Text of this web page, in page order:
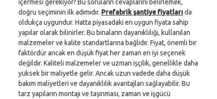
içermesi gerekiyor? Bu soruların cevaplarını belirlemek,
doğru seçiminin ilk adımıdır. Prefabrik şantiye fiyatlarıda
oldukça uygundur. Hatta piyasadaki en uygun fiyata sahip
yapılar olarak bilinirler. Bu binaların dayanıklılığı, kullanılan
malzemeler ve kalite standartlarına bağlıdır. Fiyat, önemli bir
faktördür ancak en düşük fiyat her zaman en iyi seçenek
değildir. Kaliteli malzemeler ve uzman işçilik, genellikle daha
yüksek bir maliyetle gelir. Ancak uzun vadede daha düşük
bakım maliyetleri ve dayanıklılık avantajları sağlayabilir. Bu
tarz yapıların montajı ve taşınması, zaman ve işgücü